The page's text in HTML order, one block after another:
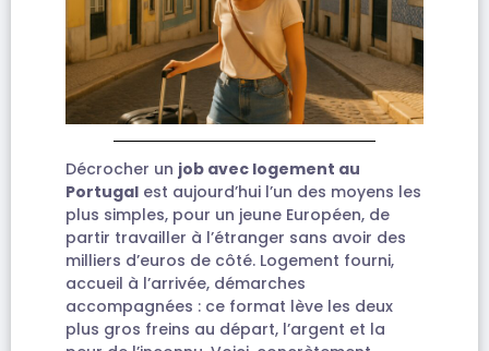
Décrocher un job avec logement au
Portugal est aujourd’hui l’un des moyens les
plus simples, pour un jeune Européen, de
partir travailler à l’étranger sans avoir des
milliers d’euros de côté. Logement fourni,
accueil à l’arrivée, démarches
accompagnées : ce format lève les deux
plus gros freins au départ, l’argent et la